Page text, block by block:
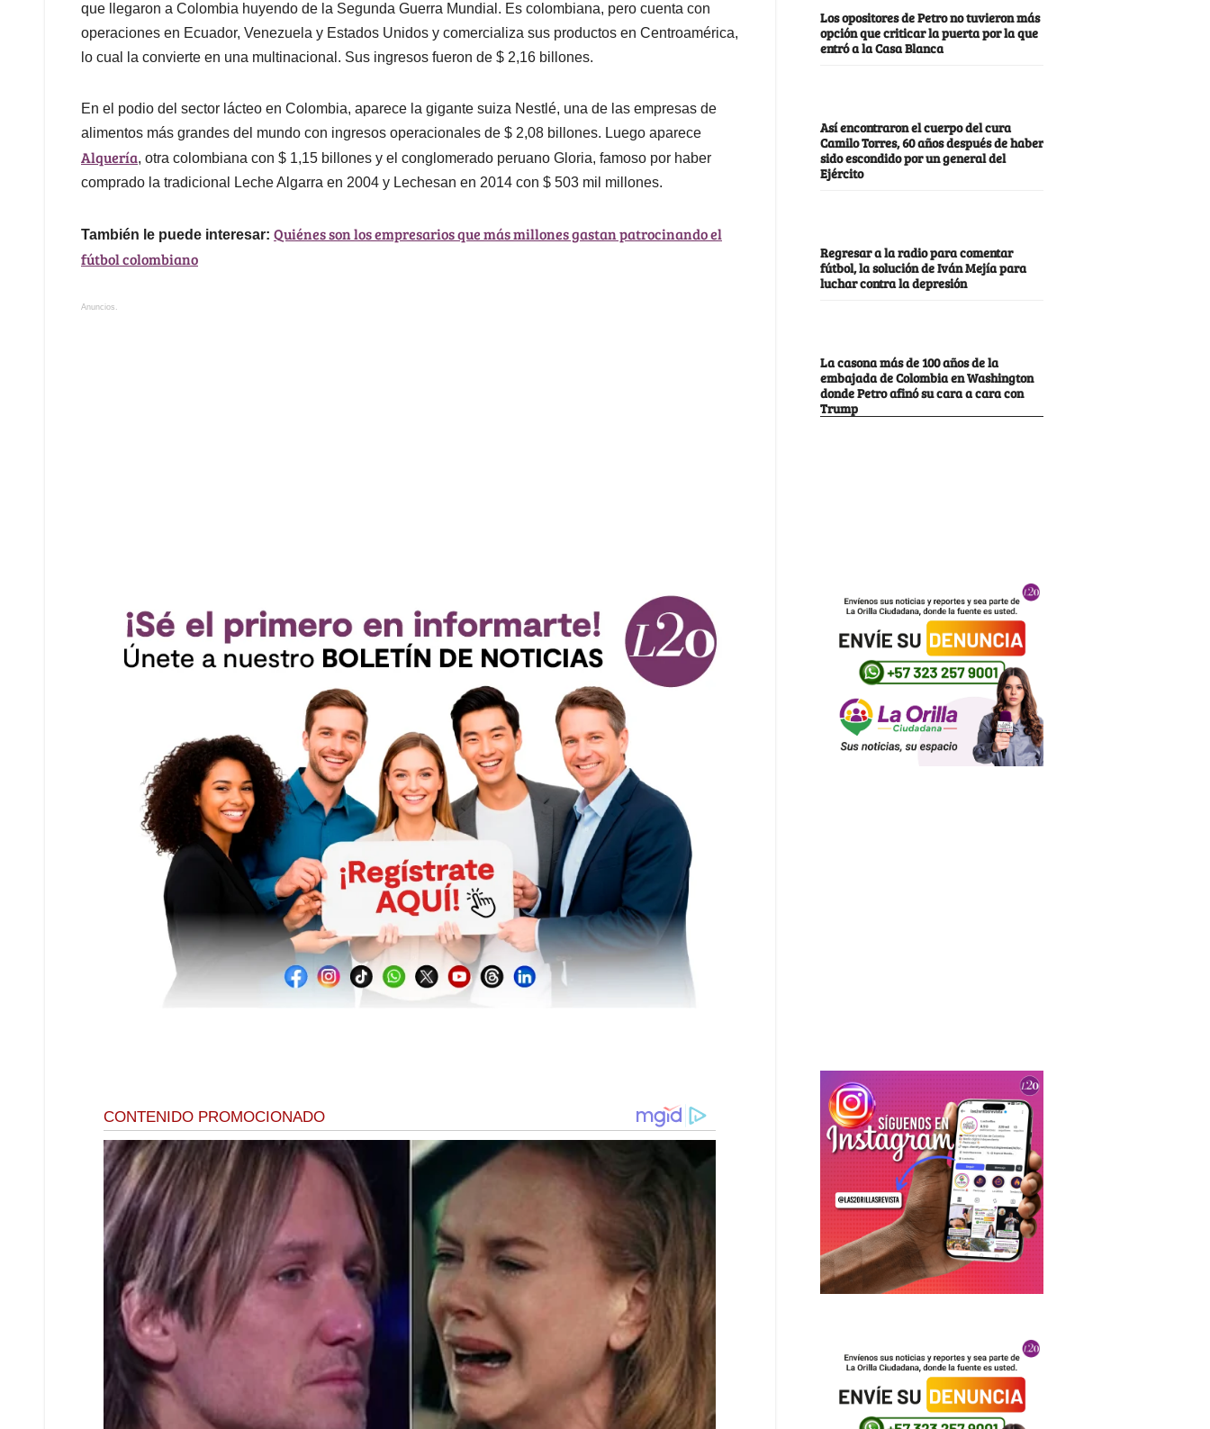
que llegaron a Colombia huyendo de la Segunda Guerra Mundial. Es colombiana, pero cuenta con
operaciones en Ecuador, Venezuela y Estados Unidos y comercializa sus productos en Centroamérica,
lo cual la convierte en una multinacional. Sus ingresos fueron de $ 2,16 billones.
En el podio del sector lácteo en Colombia, aparece la gigante suiza Nestlé, una de las empresas de
alimentos más grandes del mundo con ingresos operacionales de $ 2,08 billones. Luego aparece
Alquería, otra colombiana con $ 1,15 billones y el conglomerado peruano Gloria, famoso por haber
comprado la tradicional Leche Algarra en 2004 y Lechesan en 2014 con $ 503 mil millones.
También le puede interesar: Quiénes son los empresarios que más millones gastan patrocinando el
fútbol colombiano
Anuncios.
Los opositores de Petro no tuvieron más
opción que criticar la puerta por la que
entró a la Casa Blanca
Así encontraron el cuerpo del cura
Camilo Torres, 60 años después de haber
sido escondido por un general del
Ejército
Regresar a la radio para comentar
fútbol, la solución de Iván Mejía para
luchar contra la depresión
La casona más de 100 años de la
embajada de Colombia en Washington
donde Petro afinó su cara a cara con
Trump